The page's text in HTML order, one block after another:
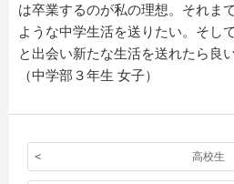
は卒業するのが私の理想。それま
ような中学生活を送りたい。そし
と出会い新たな生活を送れたら良
（中学部３年生 女子）
高校生